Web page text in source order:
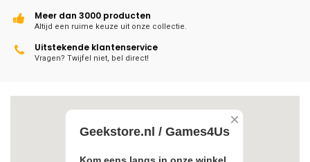
Meer dan 3000 producten
Altijd een ruime keuze uit onze collectie.
Uitstekende klantenservice
Vragen? Twijfel niet, bel direct!